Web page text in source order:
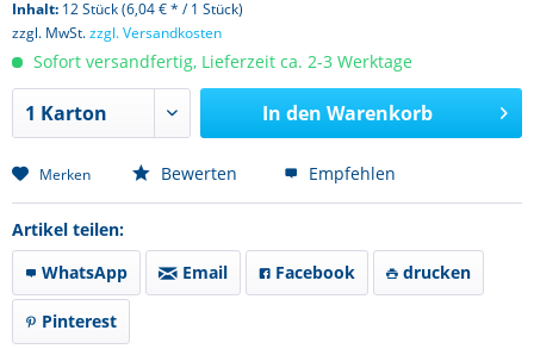
Inhalt: 12 Stück (6,04 € * / 1 Stück)
zzgl. MwSt.zzgl. Versandkosten
Sofort versandfertig, Lieferzeit ca. 2-3 Werktage
In den Warenkorb
Merken Bewerten Empfehlen
Artikel teilen:
WhatsApp
Email Facebook drucken
Pinterest